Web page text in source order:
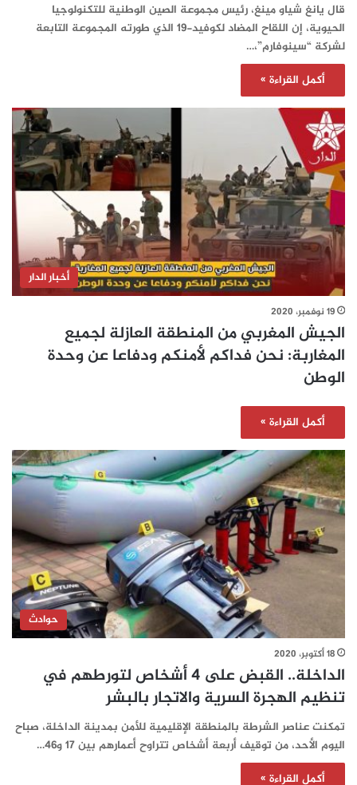
قال يانغ شياو مينغ، رئيس مجموعة الصين الوطنية للتكنولوجيا
الحيوية، إن اللقاح المضاد لكوفيد-19 الذي طورته المجموعة التابعة
لشركة “سينوفارم”،…
أكمل القراءة »
أخبار الدار
19 نوفمبر، 2020
الجيش المغربي من المنطقة العازلة لجميع
المغاربة: نحن فداكم لأمنكم ودفاعا عن وحدة
الوطن
أكمل القراءة »
حوادث
18 أكتوبر، 2020
الداخلة.. القبض على 4 أشخاص لتورطهم في
تنظيم الهجرة السرية والاتجار بالبشر
تمكنت عناصر الشرطة بالمنطقة الإقليمية للأمن بمدينة الداخلة، صباح
اليوم الأحد، من توقيف أربعة أشخاص تتراوح أعمارهم بين 17 و46…
أكمل القراءة »